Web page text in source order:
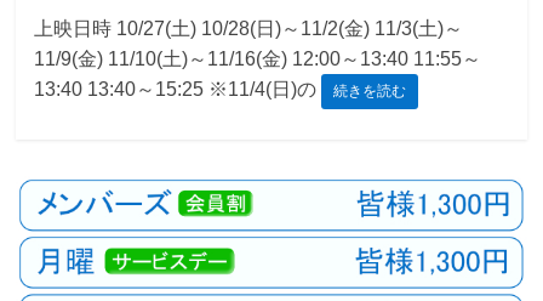
ン
画
は
こ
の
上映日時 10/27(土) 10/28(日)～11/2(金) 11/3(土)～
11/9(金) 11/10(土)～11/16(金) 12:00～13:40 11:55～
13:40 13:40～15:25 ※11/4(日)の
続きを読む